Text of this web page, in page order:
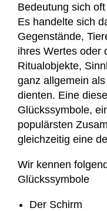
Bedeutung sich
Es handelte sich
Gegenstände,
ihres Wertes oder
Ritualobjekte,
ganz allgemein
dienten. Eine
Glückssymbole,
populärsten
gleichzeitig eine
Wir kennen
Glückssymbole
Der Schirm